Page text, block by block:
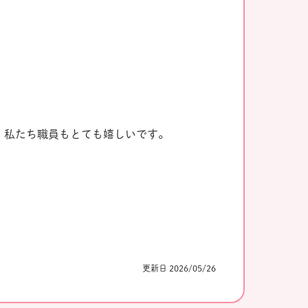
たち職員もとても嬉しいです。
更新日 2026/05/26